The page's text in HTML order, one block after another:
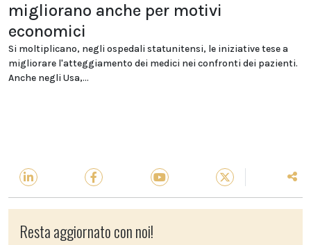
migliorano anche per motivi
economici
Si moltiplicano, negli ospedali statunitensi, le iniziative tese a
migliorare l'atteggiamento dei medici nei confronti dei pazienti.
Anche negli Usa,...
Resta aggiornato con noi!